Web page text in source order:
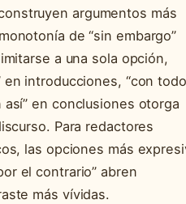
argumentos más
de “sin embargo”
a una sola opción,
introducciones, “con
en conclusiones otorga
Para redactores
las opciones más
el contrario” abren
más vívidas.